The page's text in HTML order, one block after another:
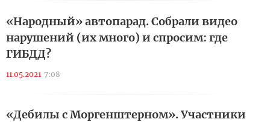
«Народный» автопарад. Собрали видео
нарушений (их много) и спросим: где
ГИБДД?
11.05.2021 7:08
«Дебилы с Моргенштерном». Участники